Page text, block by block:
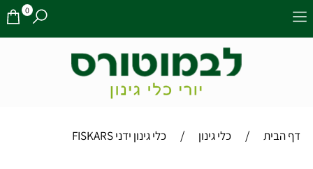
0
דף הבית / כלי גינון / כלי גינון ידני FISKARS